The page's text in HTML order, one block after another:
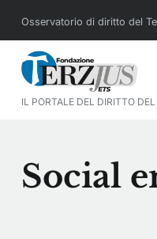
Osservatorio di diritto del
IL PORTALE DEL DIRITTO
Social